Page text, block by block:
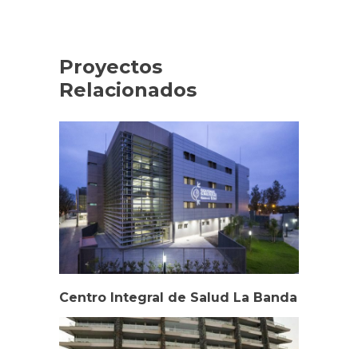
Proyectos
Relacionados
Centro Integral de Salud La Banda